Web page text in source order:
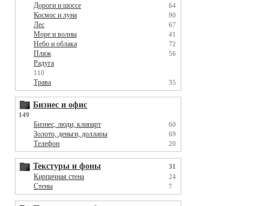
Дороги и шоссе 64
Космос и луна 90
Лес 67
Море и волны 41
Небо и облака 72
Пляж 56
Радуга
110
Трава 35
Бизнес и офис
149
Бизнес, люди, клипарт 60
Золото, деньги, доллары 69
Телефон 20
Текстуры и фоны 31
Кирпичная стена 24
Стены 7